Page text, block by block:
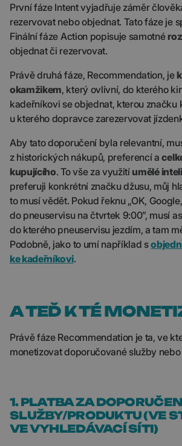
První fáze Intent vyjadřuje záměr
rezervovat nebo objednat. Tato fáze je
Finální fáze Action popisuje samotné
objednat či rezervovat.
Právě druhá fáze, Recommendation, je
okamžikem, který ovlivní, do kterého
kadeřníkovi se objednat, kterou značku
u kterého dopravce zarezervovat
Aby tato doporučení byla relevantní,
z historických nákupů, preferencí a
kupujícího. To vše za využití umělé
preferuji konkrétní značku džusu, můj
to musí vědět. Pokud řeknu „OK,
do pneuservisu na čtvrtek 9:00”, musí
do kterého pneuservisu jezdím, a tam
Podobně, jako to umí například s
ke kadeřníkovi.
A TEĎ K TÉ
Právě fáze Recommendation je ta, ve
monetizovat doporučované služby
1. PLATBA ZA
SLUŽBY/PRODUKTU (VE
VE VYHLEDÁVACÍ SÍTI)